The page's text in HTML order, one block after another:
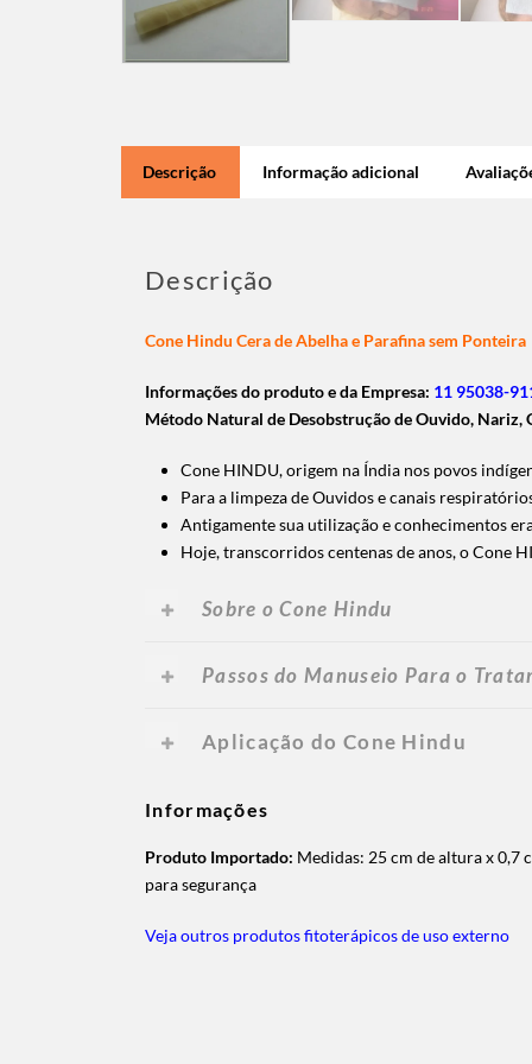
Descrição Informação adicional
Descrição
Cone Hindu Cera de Abelha e Parafina sem Ponteira
Informações do produto e da Empresa: 11 95038-
Método Natural de Desobstrução de Ouvido, Nariz,
Cone HINDU, origem na Índia nos povos
Para a limpeza de Ouvidos e canais
Antigamente sua utilização e conhecimentos
Hoje, transcorridos centenas de anos, o Cone
Sobre o Cone Hindu
Passos do Manuseio Para o
Aplicação do Cone Hindu
Informações
Produto Importado: Medidas: 25 cm de altura x 0,7
para segurança
Veja outros produtos fitoterápicos de uso externo